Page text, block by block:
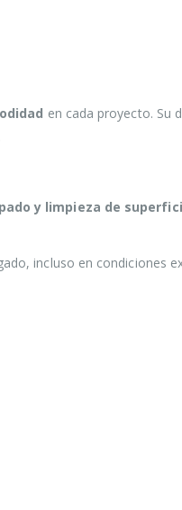
en cada proyecto. Su
y limpieza de
incluso en condiciones